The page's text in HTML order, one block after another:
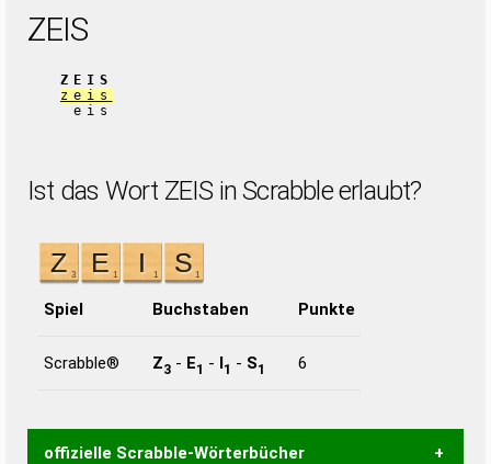
ZEIS
ZEIS
zeis
eis
Ist das Wort ZEIS in Scrabble erlaubt?
Spiel Buchstaben Punkte
Scrabble® Z3 - E1 - I1 - S1 6
offizielle Scrabble-Wörterbücher